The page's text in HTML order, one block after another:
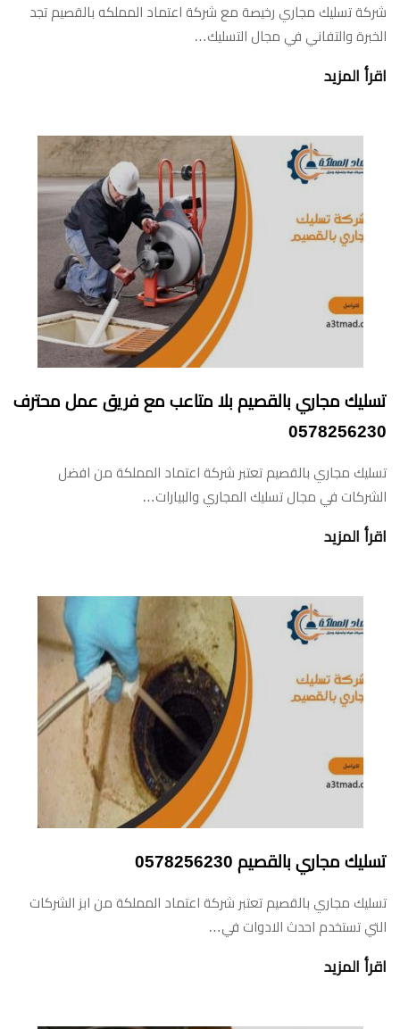
شركة تسليك مجاري رخيصة مع شركة اعتماد المملكه بالقصيم تجد
الخبرة والتفاني في مجال التسليك…
اقرأ المزيد
تسليك مجاري بالقصيم بلا متاعب مع فريق عمل محترف
0578256230
تسليك مجاري بالقصيم تعتبر شركة اعتماد المملكة من افضل
الشركات في مجال تسليك المجاري والبيارات…
اقرأ المزيد
تسليك مجاري بالقصيم 0578256230
تسليك مجاري بالقصيم تعتبر شركة اعتماد المملكة من ابز الشركات
التي تستخدم احدث الادوات في…
اقرأ المزيد